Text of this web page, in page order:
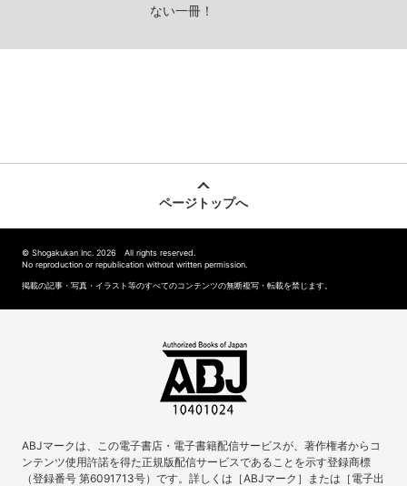
ない一冊！
ページトップへ
© Shogakukan Inc. 2026 All rights reserved.
No reproduction or republication without written permission.
掲載の記事・写真・イラスト等のすべてのコンテンツの無断複写・転載を禁じます。
ABJマークは、この電子書店・電子書籍配信サービスが、著作権者からコ
ンテンツ使用許諾を得た正規版配信サービスであることを示す登録商標
（登録番号 第6091713号）です。詳しくは［ABJマーク］または［電子出